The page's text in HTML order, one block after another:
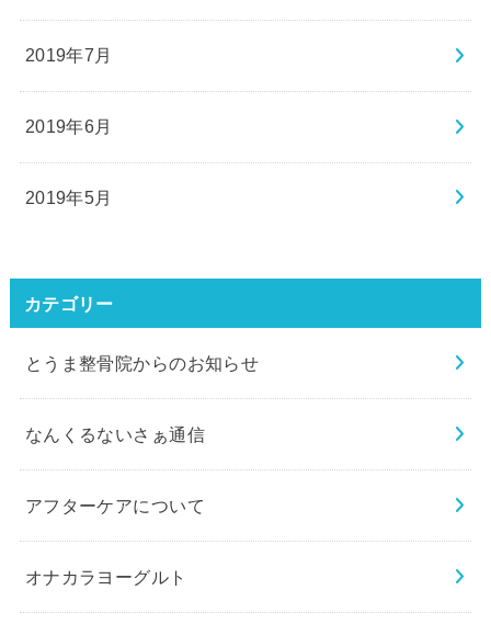
2019年7月
2019年6月
2019年5月
カテゴリー
とうま整骨院からのお知らせ
なんくるないさぁ通信
アフターケアについて
オナカラヨーグルト